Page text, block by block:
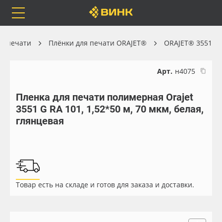
Каталог
Orafol
Доставка
Весь каталог
Рулонные материалы
Листовые материалы
печати Плёнки для печати ORAJET® ORAJET® 3551
Арт. н4075
Пленка для печати полимерная Orajet
3551 G RA 101, 1,52*50 м, 70 мкм, белая,
глянцевая
Товар есть на складе и готов для заказа и доставки.